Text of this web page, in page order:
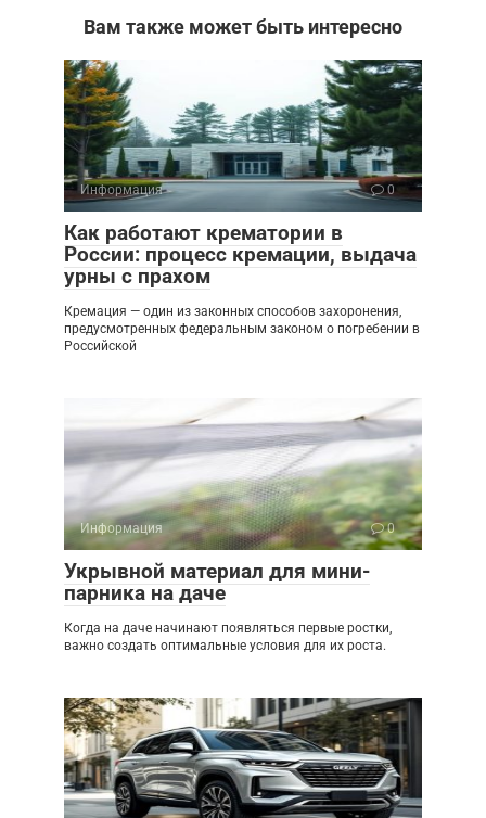
Вам также может быть интересно
Информация 0
Как работают крематории в
России: процесс кремации, выдача
урны с прахом
Кремация — один из законных способов захоронения,
предусмотренных федеральным законом о погребении в
Российской
Информация 0
Укрывной материал для мини-
парника на даче
Когда на даче начинают появляться первые ростки,
важно создать оптимальные условия для их роста.